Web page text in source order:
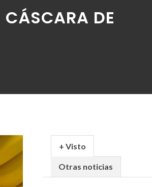
DE
+ Visto
Otras noticias